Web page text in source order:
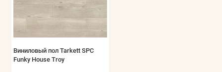
Виниловый пол Tarkett SPC
Funky House Troy